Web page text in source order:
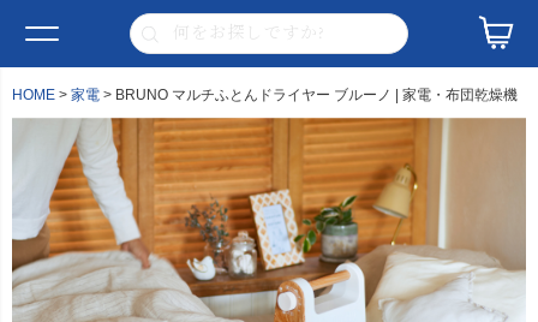
HOME 家電 BRUNO マルチふとんドライヤー ブルーノ | 家電・布団乾燥機